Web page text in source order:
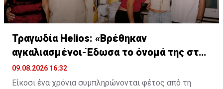
Τραγωδία Helios: «Βρέθηκαν
αγκαλιασμένοι-Έδωσα το όνομά της στην
κόρη μου»
09.08.2026 16:32
Είκοσι ένα χρόνια συμπληρώνονται φέτος από τη